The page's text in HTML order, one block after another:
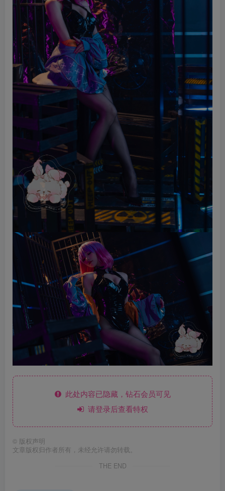
此处内容已隐藏，钻石会员可见
请登录后查看特权
© 版权声明
文章版权归作者所有，未经允许请勿转载。
THE END